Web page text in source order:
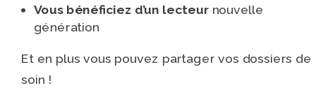
Vous bénéficiez d’un lecteurnouvelle
génération
Et en plus vous pouvez partager vos dossiers de
soin !